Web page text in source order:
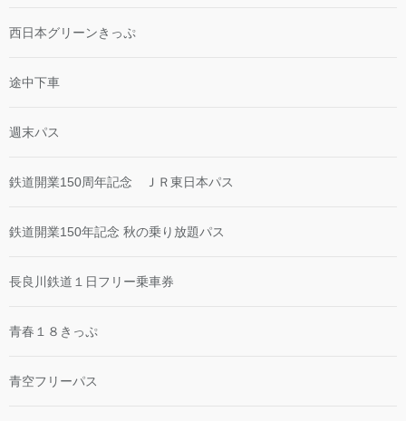
西日本グリーンきっぷ
途中下車
週末パス
鉄道開業150周年記念 ＪＲ東日本パス
鉄道開業150年記念 秋の乗り放題パス
長良川鉄道１日フリー乗車券
青春１８きっぷ
青空フリーパス